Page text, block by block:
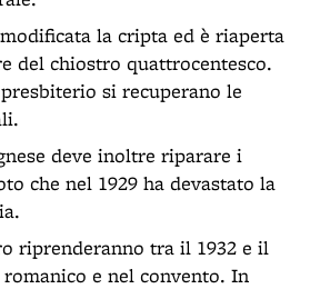
la cripta ed è riaperta
del chiostro quattrocentesco.
si recuperano le
deve inoltre riparare i
che nel 1929 ha devastato la
riprenderanno tra il 1932 e il
e nel convento. In